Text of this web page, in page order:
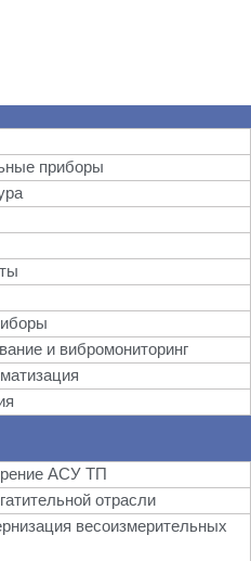
приборы
и вибромониторинг
АСУ ТП
отрасли
весоизмерительных